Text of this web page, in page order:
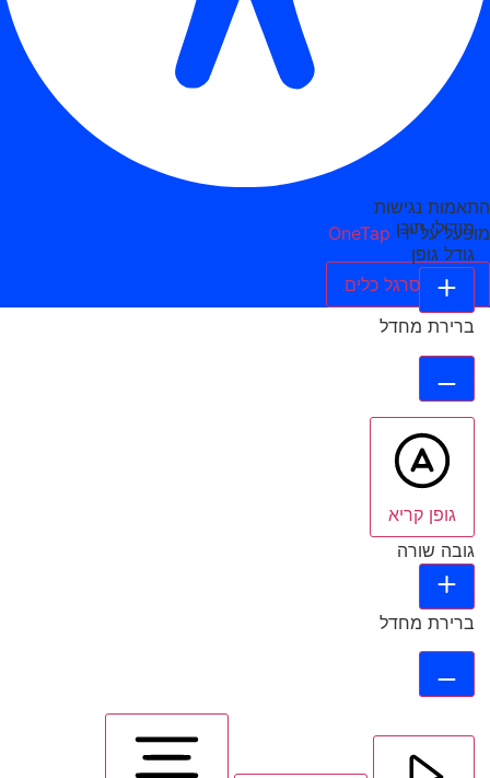
התאמות נגישות
מופעל על ידי OneTap
הסתר סרגל כלים
מודולי תוכן
גודל גופן
ברירת מחדל
גופן קריא
גובה שורה
ברירת מחדל